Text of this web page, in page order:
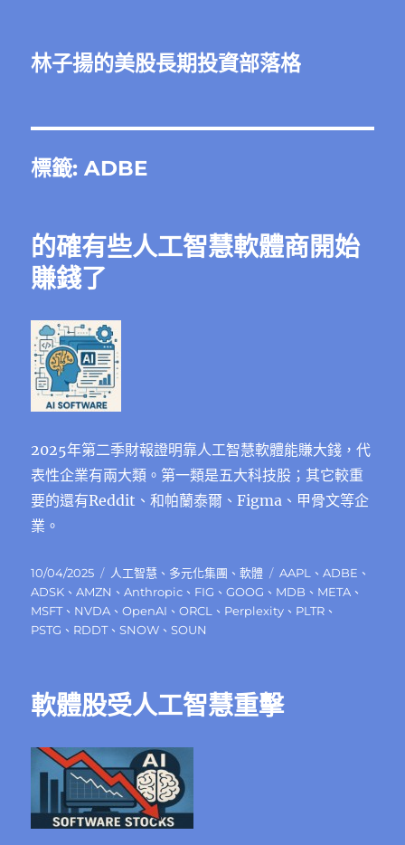
林子揚的美股長期投資部落格
標籤:ADBE
的確有些人工智慧軟體商開始
賺錢了
2025年第二季財報證明靠人工智慧軟體能賺大錢，代
表性企業有兩大類。第一類是五大科技股；其它較重
要的還有Reddit、和帕蘭泰爾、Figma、甲骨文等企
業。
發
佈
日
期:
10/04/2025
分
類
人工智慧 、 多元化集團 、軟體
標
籤
AAPL 、ADBE 、
ADSK 、AMZN 、Anthropic 、 FIG 、GOOG 、 MDB 、 META 、
MSFT、 NVDA 、OpenAI 、ORCL 、 Perplexity 、 PLTR 、
PSTG 、 RDDT、SNOW 、SOUN
軟體股受人工智慧重擊